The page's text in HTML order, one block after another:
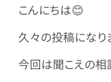
こんにちは😊
久々の投稿になり
今回は聞こえの相